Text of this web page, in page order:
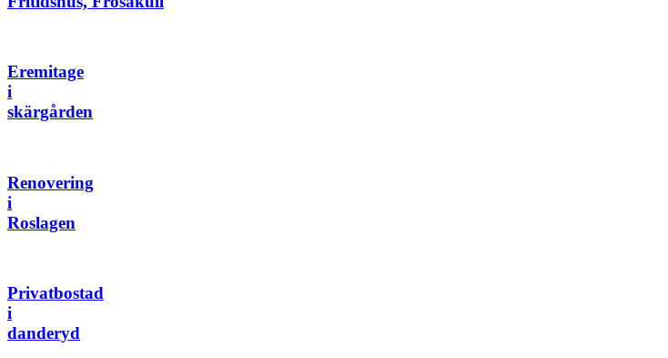
Eremitage
i
skärgården
Renovering
i
Roslagen
Privatbostad
i
danderyd